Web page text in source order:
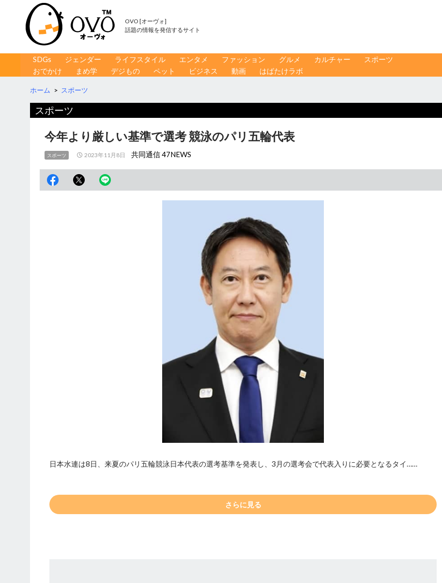
OVO [オーヴォ]
話題の情報を発信するサイト
コンテンツへ移動
SDGs ジェンダー ライフスタイル エンタメ ファッション グルメ カルチャー
スポーツ
おでかけ
まめ学 デジもの ペット ビジネス 動画 はばたけラボ
ホーム > スポーツ
スポーツ
今年より厳しい基準で選考 競泳のパリ五輪代表
スポーツ 2023年11月8日 共同通信 47NEWS
日本水連は8日、来夏のパリ五輪競泳日本代表の選考基準を発表し、3月の選考会で代表入りに必要となるタイ……
さらに見る